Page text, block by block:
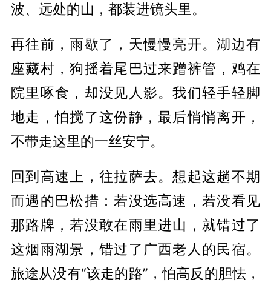
波、远处的山，都装进镜头里。
再往前，雨歇了，天慢慢亮开。湖边有
座藏村，狗摇着尾巴过来蹭裤管，鸡在
院里啄食，却没见人影。我们轻手轻脚
地走，怕搅了这份静，最后悄悄离开，
不带走这里的一丝安宁。
回到高速上，往拉萨去。想起这趟不期
而遇的巴松措：若没选高速，若没看见
那路牌，若没敢在雨里进山，就错过了
这烟雨湖景，错过了广西老人的民宿。
旅途从没有“该走的路”，怕高反的胆怯，